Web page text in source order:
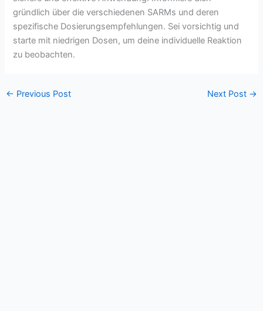
gründlich über die verschiedenen SARMs und deren
spezifische Dosierungsempfehlungen. Sei vorsichtig und
starte mit niedrigen Dosen, um deine individuelle Reaktion
zu beobachten.
← Previous Post Next Post →